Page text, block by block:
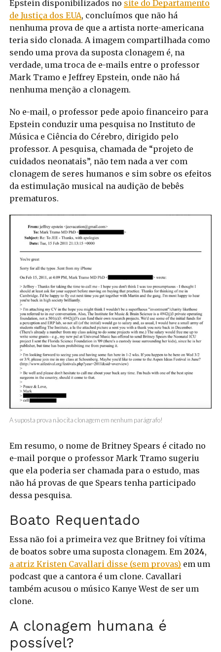
Epstein disponibilizados no site do Departamento
de Justiça dos EUA, concluímos que não há
nenhuma prova de que a artista norte-americana
teria sido clonada. A imagem compartilhada como
sendo uma prova da suposta clonagem é, na
verdade, uma troca de e-mails entre o professor
Mark Tramo e Jeffrey Epstein, onde não há
nenhuma menção a clonagem.
No e-mail, o professor pede apoio financeiro para
Epstein conduzir uma pesquisa no Instituto de
Música e Ciência do Cérebro, dirigido pelo
professor. A pesquisa, chamada de “projeto de
cuidados neonatais”, não tem nada a ver com
clonagem de seres humanos e sim sobre os efeitos
da estimulação musical na audição de bebês
prematuros.
A suposta prova não cita clonagem em nenhum parágrafo!
Em resumo, o nome de Britney Spears é citado no
e-mail porque o professor Mark Tramo sugeriu
que ela poderia ser chamada para o estudo, mas
não há provas de que Spears tenha participado
dessa pesquisa.
Boato Requentado
Essa não foi a primeira vez que Britney foi vítima
de boatos sobre uma suposta clonagem. Em 2024,
a atriz Kristen Cavallari disse (sem provas) em um
podcast que a cantora é um clone. Cavallari
também acusou o músico Kanye West de ser um
clone.
A clonagem humana é
possível?